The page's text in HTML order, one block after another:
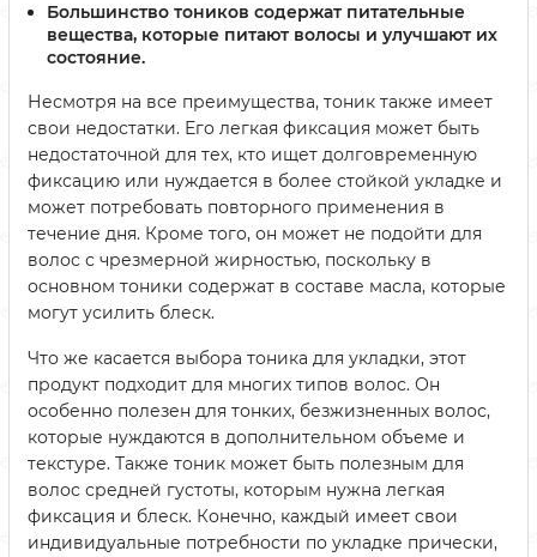
Большинство тоников содержат питательные
вещества, которые питают волосы и улучшают их
состояние.
Несмотря на все преимущества, тоник также имеет
свои недостатки. Его легкая фиксация может быть
недостаточной для тех, кто ищет долговременную
фиксацию или нуждается в более стойкой укладке и
может потребовать повторного применения в
течение дня. Кроме того, он может не подойти для
волос с чрезмерной жирностью, поскольку в
основном тоники содержат в составе масла, которые
могут усилить блеск.
Что же касается выбора тоника для укладки, этот
продукт подходит для многих типов волос. Он
особенно полезен для тонких, безжизненных волос,
которые нуждаются в дополнительном объеме и
текстуре. Также тоник может быть полезным для
волос средней густоты, которым нужна легкая
фиксация и блеск. Конечно, каждый имеет свои
индивидуальные потребности по укладке прически,